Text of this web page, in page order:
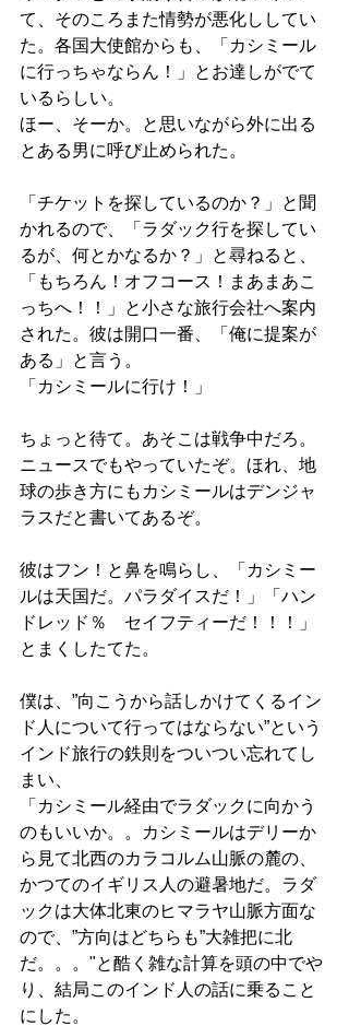
て、そのころまた情勢が悪化ししてい
た。各国大使館からも、「カシミール
に行っちゃならん！」とお達しがでて
いるらしい。
ほー、そーか。と思いながら外に出る
とある男に呼び止められた。
「チケットを探しているのか？」と聞
かれるので、「ラダック行を探してい
るが、何とかなるか？」と尋ねると、
「もちろん！オフコース！まあまあこ
っちへ！！」と小さな旅行会社へ案内
された。彼は開口一番、「俺に提案が
ある」と言う。
「カシミールに行け！」
ちょっと待て。あそこは戦争中だろ。
ニュースでもやっていたぞ。ほれ、地
球の歩き方にもカシミールはデンジャ
ラスだと書いてあるぞ。
彼はフン！と鼻を鳴らし、「カシミー
ルは天国だ。パラダイスだ！」「ハン
ドレッド％　セイフティーだ！！！」
とまくしたてた。
僕は、”向こうから話しかけてくるイン
ド人について行ってはならない”という
インド旅行の鉄則をついつい忘れてし
まい、
「カシミール経由でラダックに向かう
のもいいか。。カシミールはデリーか
ら見て北西のカラコルム山脈の麓の、
かつてのイギリス人の避暑地だ。ラダ
ックは大体北東のヒマラヤ山脈方面な
ので、”方向はどちらも”大雑把に北
だ。。。"と酷く雑な計算を頭の中でや
り、結局このインド人の話に乗ること
にした。